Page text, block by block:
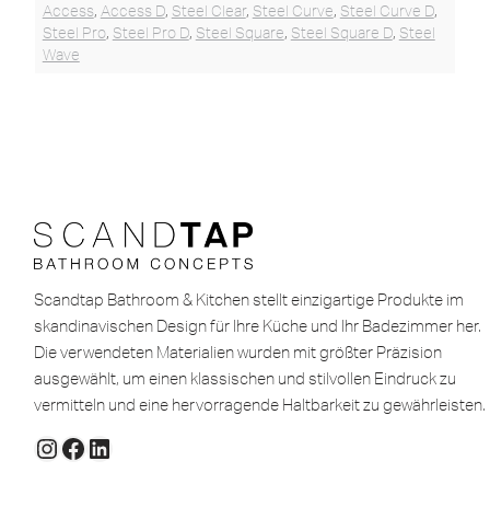
Access, Access D, Steel Clear, Steel Curve, Steel Curve D,
Steel Pro, Steel Pro D, Steel Square, Steel Square D, Steel
Wave
Scandtap Bathroom & Kitchen stellt einzigartige Produkte im
skandinavischen Design für Ihre Küche und Ihr Badezimmer her.
Die verwendeten Materialien wurden mit größter Präzision
ausgewählt, um einen klassischen und stilvollen Eindruck zu
vermitteln und eine hervorragende Haltbarkeit zu gewährleisten.